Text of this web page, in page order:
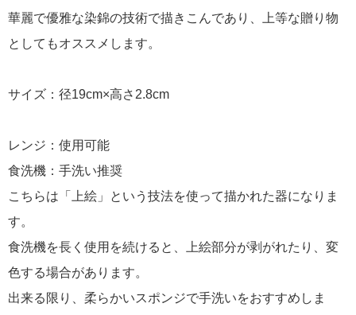
華麗で優雅な染錦の技術で描きこんであり、上等な贈り物
としてもオススメします。
サイズ：径19cm×高さ2.8cm
レンジ：使用可能
食洗機：手洗い推奨
こちらは「上絵」という技法を使って描かれた器になりま
す。
食洗機を長く使用を続けると、上絵部分が剥がれたり、変
色する場合があります。
出来る限り、柔らかいスポンジで手洗いをおすすめしま